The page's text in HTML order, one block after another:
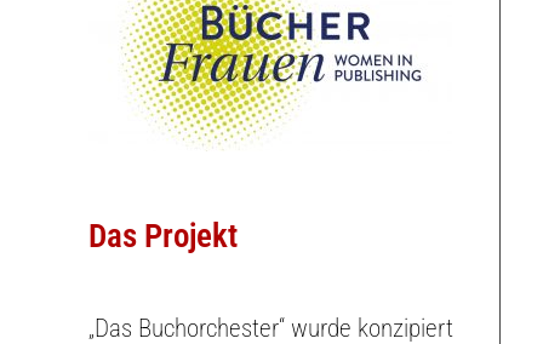
Das Projekt
„Das Buchorchester“ wurde konzipiert